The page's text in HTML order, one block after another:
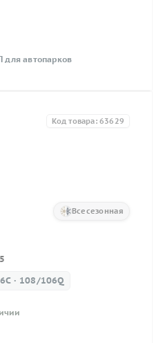
для автопарков
Всесезонная
Код товара: 63629
· 108/106Q